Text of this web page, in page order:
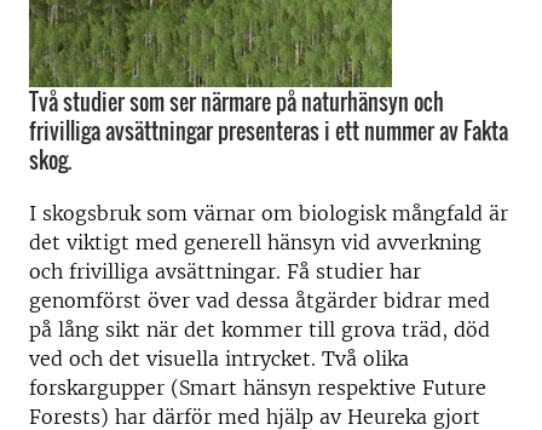
Två studier som ser närmare på naturhänsyn och
frivilliga avsättningar presenteras i ett nummer av Fakta
skog.
I skogsbruk som värnar om biologisk mångfald är
det viktigt med generell hänsyn vid avverkning
och frivilliga avsättningar. Få studier har
genomförst över vad dessa åtgärder bidrar med
på lång sikt när det kommer till grova träd, död
ved och det visuella intrycket. Två olika
forskargupper (Smart hänsyn respektive Future
Forests) har därför med hjälp av Heureka gjort